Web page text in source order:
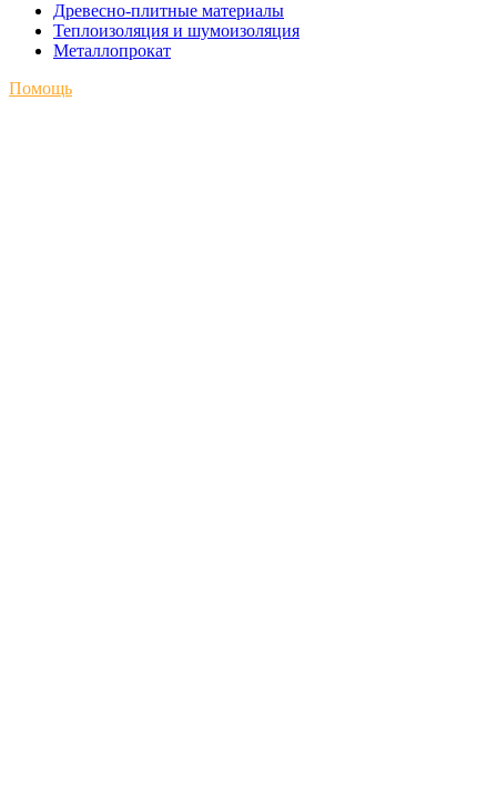
Древесно-плитные материалы
Теплоизоляция и шумоизоляция
Металлопрокат
Помощь